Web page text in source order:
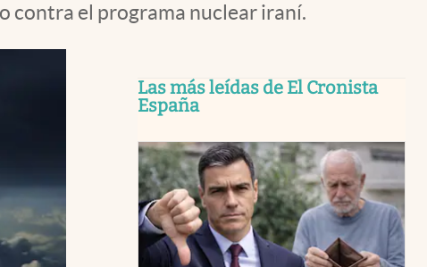
contra el programa nuclear iraní.
Las más leídas de El Cronista
España